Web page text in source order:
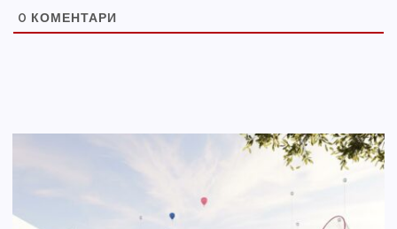
0 КОМЕНТАРИ